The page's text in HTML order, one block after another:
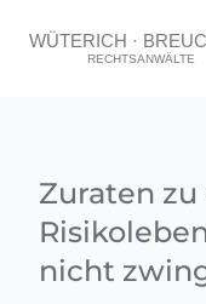
Zuraten zu
nicht